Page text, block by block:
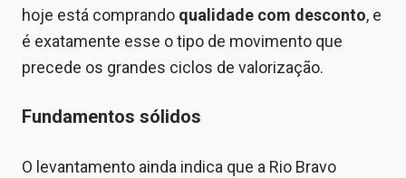
hoje está comprando qualidade com desconto, e
é exatamente esse o tipo de movimento que
precede os grandes ciclos de valorização.
Fundamentos sólidos
O levantamento ainda indica que a Rio Bravo